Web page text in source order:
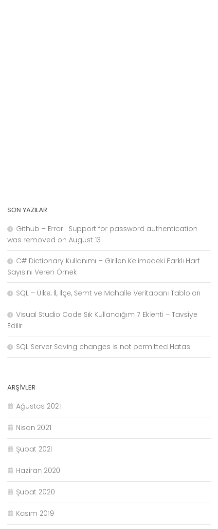
SON YAZILAR
Github – Error : Support for password authentication
was removed on August 13
C# Dictionary Kullanımı – Girilen Kelimedeki Farklı Harf
Sayısını Veren Örnek
SQL – Ülke, İl, İlçe, Semt ve Mahalle Veritabanı Tabloları
Visual Studio Code Sık Kullandığım 7 Eklenti – Tavsiye
Edilir
SQL Server Saving changes is not permitted Hatası
ARŞIVLER
Ağustos 2021
Nisan 2021
Şubat 2021
Haziran 2020
Şubat 2020
Kasım 2019